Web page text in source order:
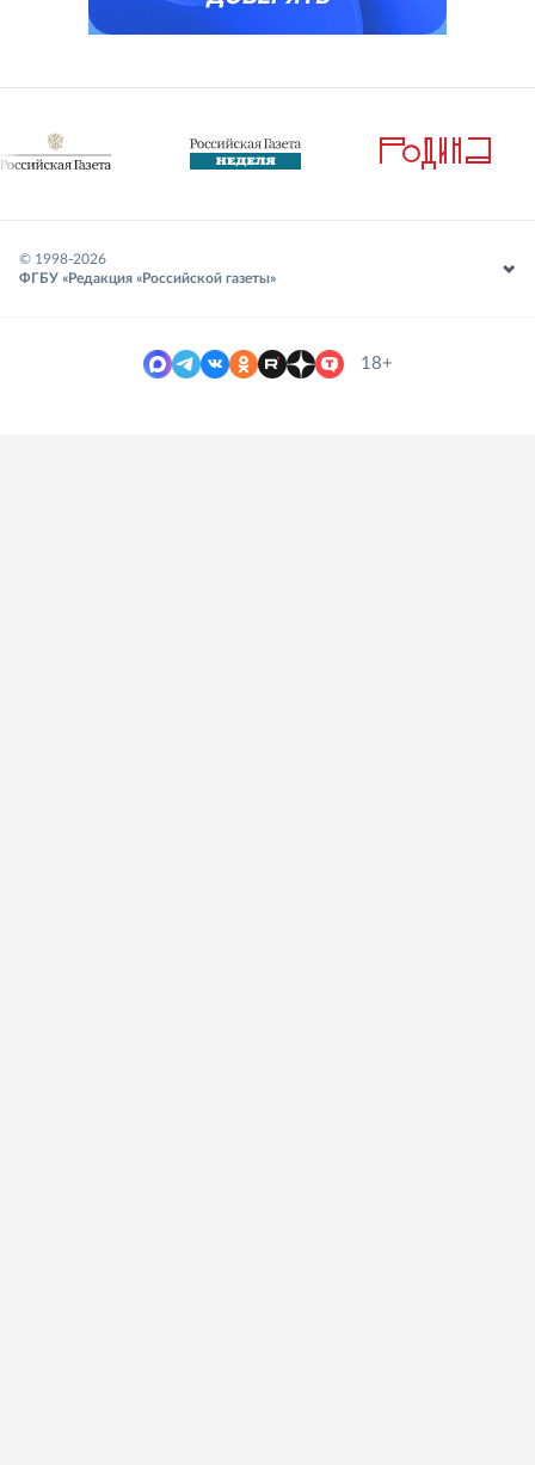
© 1998-2026
ФГБУ «Редакция «Российской газеты»
18+